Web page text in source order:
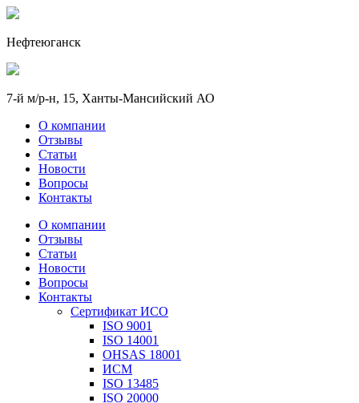
Нефтеюганск
7-й м/р-н, 15, Ханты-Мансийский АО
О компании
Отзывы
Статьи
Новости
Вопросы
Контакты
О компании
Отзывы
Статьи
Новости
Вопросы
Контакты
Сертификат ИСО
ISO 9001
ISO 14001
OHSAS 18001
ИСМ
ISO 13485
ISO 20000